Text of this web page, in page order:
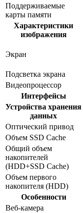
Поддерживаемые
карты памяти
Характеристики
изображения
Экран
Подсветка экрана
Видеопроцессор
Интерфейсы
Устройства хранения
данных
Оптический привод
Объем SSD Cache
Общий объем
накопителей
(HDD+SSD Cache)
Объем первого
накопителя (HDD)
Особенности
Веб-камера